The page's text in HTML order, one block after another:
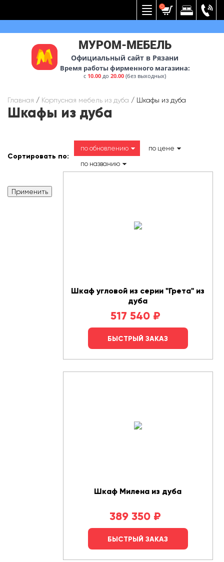
0
МУРОМ-МЕБЕЛЬ
Официальный сайт в Рязани
Время работы фирменного магазина:
с 10.00 до20.00 (без выходных)
Главная / Корпусная мебель из дуба / Шкафы из дуба
Шкафы из дуба
Сортировать по:
по обновлению по цене
по названию
Шкаф угловой из серии "Грета" из
дуба
517 540 ₽
БЫСТРЫЙ ЗАКАЗ
Шкаф Милена из дуба
389 350 ₽
БЫСТРЫЙ ЗАКАЗ